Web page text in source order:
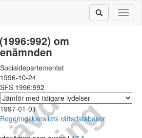
om
Socialdepartementet
1996-10-24
SFS 1996:992
1997-01-01
Regeringskansliets rättsdatabaser